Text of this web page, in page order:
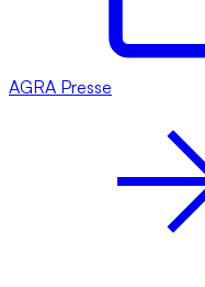
AGRA Presse